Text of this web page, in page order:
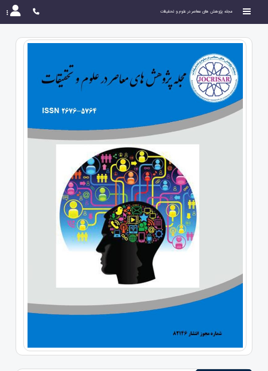
مجله پژوهش های معاصر در علوم و تحقیقات